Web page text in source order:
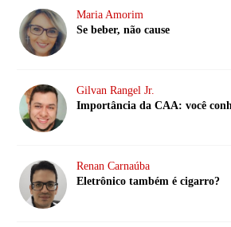
Maria Amorim
Se beber, não cause
Gilvan Rangel Jr.
Importância da CAA: você
Renan Carnaúba
Eletrônico também é cigarro?